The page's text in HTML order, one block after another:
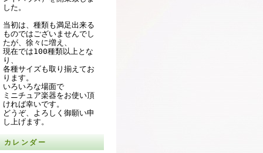
した。
当初は、種類も満足出来る
ものではございませんでし
たが、徐々に増え、
現在では100種類以上とな
り、
各種サイズも取り揃えてお
ります。
いろいろな場面で
ミニチュア楽器をお使い頂
ければ幸いです。
どうぞ、よろしく御願い申
し上げます。
カレンダー